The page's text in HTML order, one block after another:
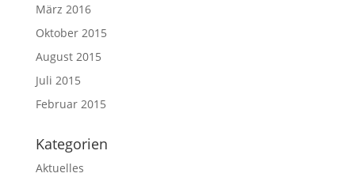
März 2016
Oktober 2015
August 2015
Juli 2015
Februar 2015
Kategorien
Aktuelles